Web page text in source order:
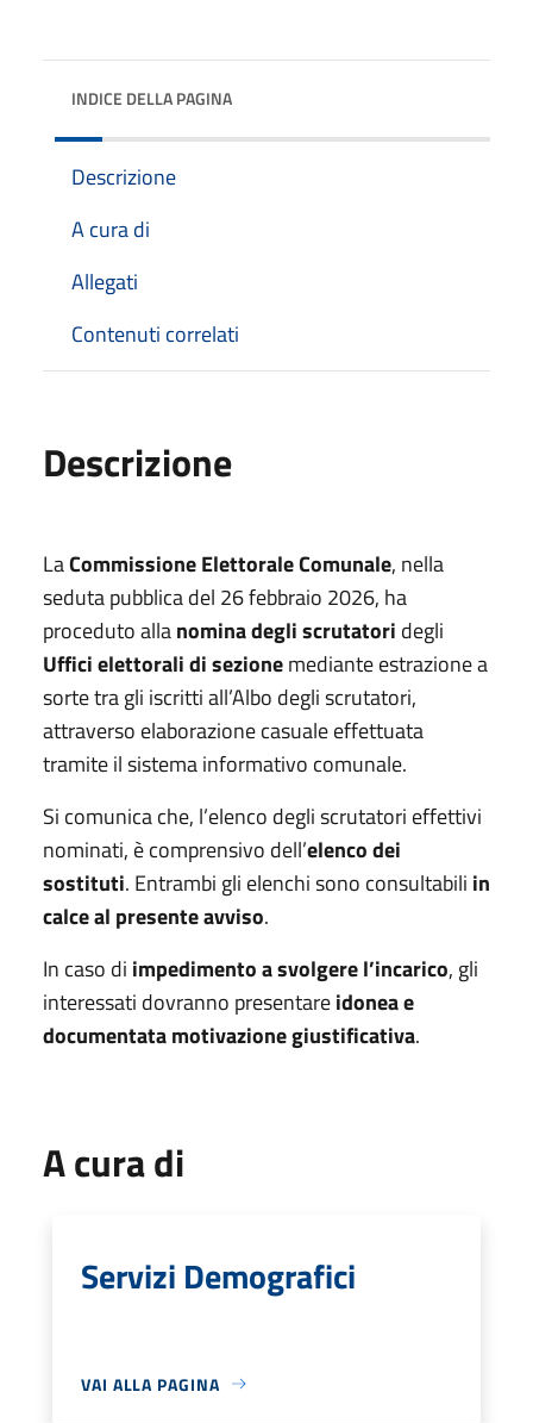
INDICE DELLA PAGINA
Descrizione
A cura di
Allegati
Contenuti correlati
Descrizione
LaCommissione Elettorale Comunale, nella
seduta pubblica del 26 febbraio 2026, ha
proceduto allanomina degli scrutatori degli
Uffici elettorali di sezionemediante estrazione a
sorte tra gli iscritti all’Albo degli scrutatori,
attraverso elaborazione casuale effettuata
tramite il sistema informativo comunale.
Si comunica che, l’elenco degli scrutatori effettivi
nominati, è comprensivo dell’elenco dei
sostituti. Entrambi gli elenchi sono consultabili in
calce al presente avviso.
In caso di impedimento a svolgere l’incarico, gli
interessati dovranno presentareidonea e
documentata motivazione giustificativa.
A cura di
Servizi Demografici
VAI ALLA PAGINA